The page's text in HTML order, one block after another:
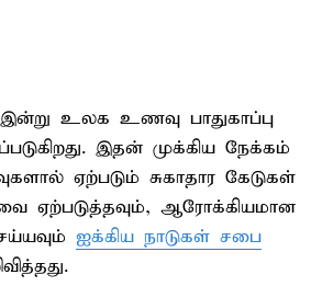
உலக உணவு பாதுகாப்பு
இதன் முக்கிய நேக்கம்
ஏற்படும் சுகாதார கேடுகள்
ஏற்படுத்தவும், ஆரோக்கியமான
ஐக்கிய நாடுகள் சபை